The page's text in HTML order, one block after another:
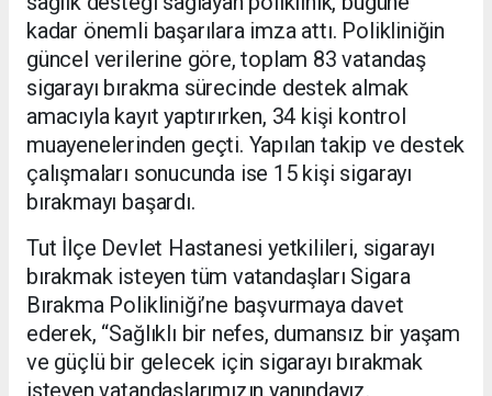
kadar önemli başarılara imza attı. Polikliniğin
güncel verilerine göre, toplam 83 vatandaş
sigarayı bırakma sürecinde destek almak
amacıyla kayıt yaptırırken, 34 kişi kontrol
muayenelerinden geçti. Yapılan takip ve destek
çalışmaları sonucunda ise 15 kişi sigarayı
bırakmayı başardı.
Tut İlçe Devlet Hastanesi yetkilileri, sigarayı
bırakmak isteyen tüm vatandaşları Sigara
Bırakma Polikliniği’ne başvurmaya davet
ederek, “Sağlıklı bir nefes, dumansız bir yaşam
ve güçlü bir gelecek için sigarayı bırakmak
isteyen vatandaşlarımızın yanındayız.